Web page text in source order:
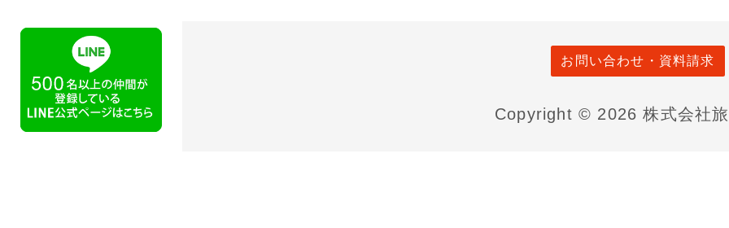
お問い合わせ・資料請求
Copyright © 2026 株式会社